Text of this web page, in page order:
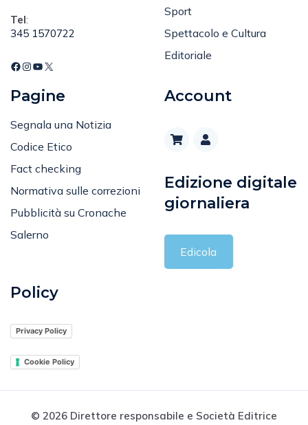
Tel:
345 1570722
Sport
Spettacolo e Cultura
Editoriale
Pagine
Segnala una Notizia
Codice Etico
Fact checking
Normativa sulle correzioni
Pubblicità su Cronache
Salerno
Account
Edizione digitale
giornaliera
Edicola
Policy
Privacy Policy
Cookie Policy
© 2026 Direttore responsabile e Società Editrice